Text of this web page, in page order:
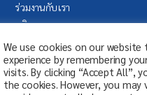
ร่วมงานกับเรา
บริจาค
ระบบลา (SAP Fiori)
We use cookies on our
experience by remembering
visits. By clicking “Accept All”,
the cookies. However, you